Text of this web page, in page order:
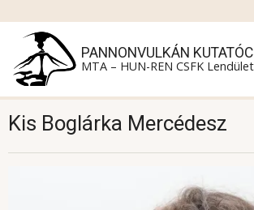
PANNONVULKÁN
MTA – HUN-REN CSFK Lendület
Kis Boglárka Mercédesz